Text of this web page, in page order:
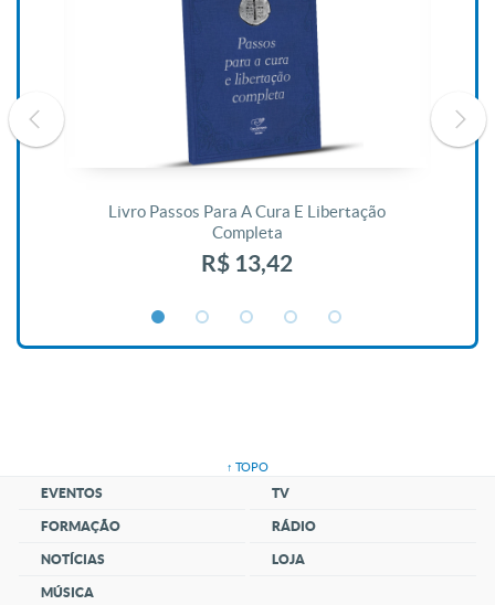
Livro Passos Para A Cura E Libertação
Completa
R$ 13,42
↑ TOPO
EVENTOS
FORMAÇÃO
NOTÍCIAS
MÚSICA
TV
RÁDIO
LOJA